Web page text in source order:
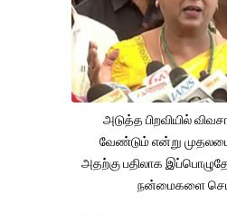
அடுத்த பிறவியில்
வேண்டும் என்று
அதற்கு பதிலாக
நன்மைகளை